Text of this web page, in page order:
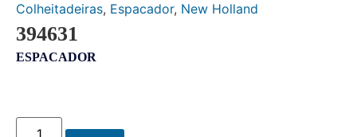
Colheitadeiras, Espacador, New Holland
394631
ESPACADOR